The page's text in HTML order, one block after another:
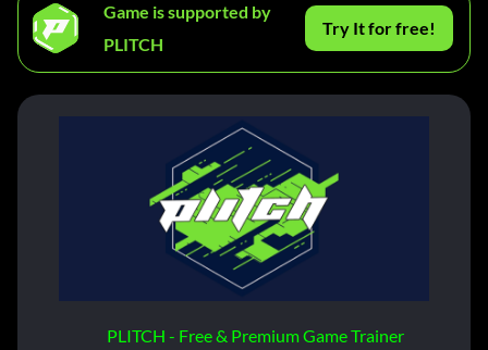
Game is supported by
PLITCH
Try It for free!
PLITCH - Free & Premium Game Trainer